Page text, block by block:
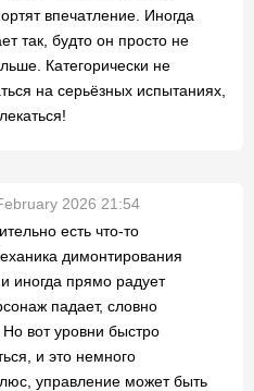
впечатление. Иногда
так, будто он просто не
Категорически не
на серьёзных испытаниях,
2026 21:54
есть что-то
димонтирования
иногда прямо радует
падает, словно
вот уровни быстро
и это немного
управление может быть